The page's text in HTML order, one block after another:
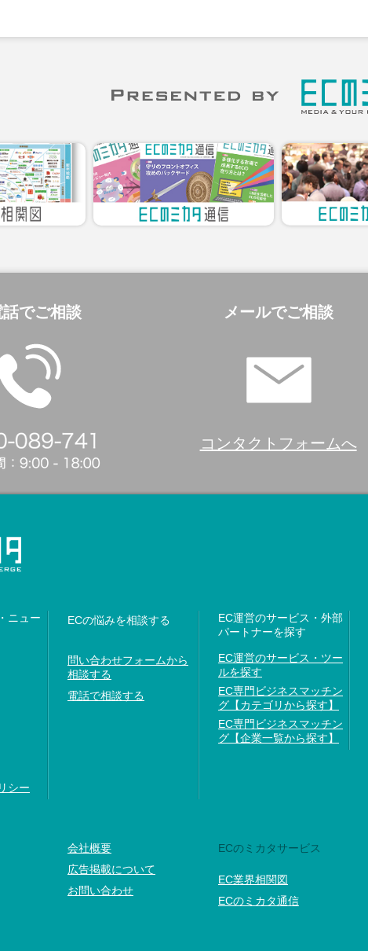
話でご相談 メールでご相談
コンタクトフォームへ
ニュー
シー
ECの悩みを相談する
問い合わせフォームから
相談する
電話で相談する
EC運営のサービス・外部
パートナーを探す
EC運営のサービス・ツー
ルを探す
EC専門ビジネスマッチン
グ【カテゴリから探す】
EC専門ビジネスマッチン
グ【企業一覧から探す】
会社概要
広告掲載について
お問い合わせ
ECのミカタサービス
EC業界相関図
ECのミカタ通信